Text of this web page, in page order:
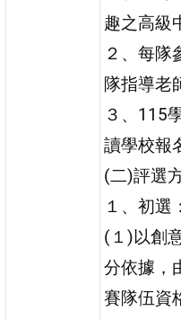
趣之高級
２、每隊
隊指導老
３、115
讀學校報
(二)評選
１、初選：
(１)以創
分依據，
賽隊伍資